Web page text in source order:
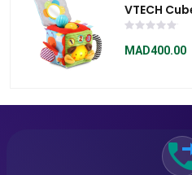
VTECH
Interactif
Sensoriel -
MAD400.00